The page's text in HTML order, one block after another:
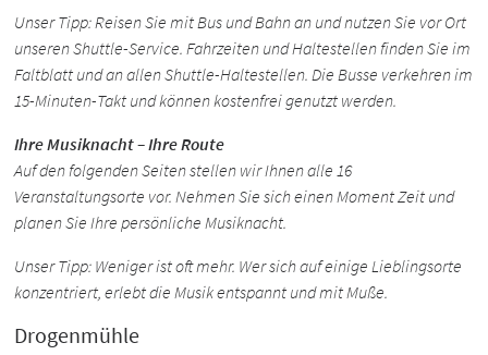
Unser Tipp: Reisen Sie mit Bus und Bahn an und nutzen Sie vor Ort
unseren Shuttle-Service. Fahrzeiten und Haltestellen finden Sie im
Faltblatt und an allen Shuttle-Haltestellen. Die Busse verkehren im
15-Minuten-Takt und können kostenfrei genutzt werden.
Ihre Musiknacht – Ihre Route
Auf den folgenden Seiten stellen wir Ihnen alle 16
Veranstaltungsorte vor. Nehmen Sie sich einen Moment Zeit und
planen Sie Ihre persönliche Musiknacht.
Unser Tipp: Weniger ist oft mehr. Wer sich auf einige Lieblingsorte
konzentriert, erlebt die Musik entspannt und mit Muße.
Drogenmühle